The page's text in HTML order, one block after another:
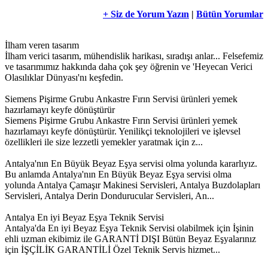
+ Siz de Yorum Yazın | Bütün Yorumlar
İlham veren tasarım
İlham verici tasarım, mühendislik harikası, sıradışı anlar... Felsefemiz
ve tasarımımız hakkında daha çok şey öğrenin ve 'Heyecan Verici
Olasılıklar Dünyası'nı keşfedin.
Siemens Pişirme Grubu Ankastre Fırın Servisi ürünleri yemek
hazırlamayı keyfe dönüştürür
Siemens Pişirme Grubu Ankastre Fırın Servisi ürünleri yemek
hazırlamayı keyfe dönüştürür. Yenilikçi teknolojileri ve işlevsel
özellikleri ile size lezzetli yemekler yaratmak için z...
Antalya'nın En Büyük Beyaz Eşya servisi olma yolunda kararlıyız.
Bu anlamda Antalya'nın En Büyük Beyaz Eşya servisi olma
yolunda Antalya Çamaşır Makinesi Servisleri, Antalya Buzdolapları
Servisleri, Antalya Derin Dondurucular Servisleri, An...
Antalya En iyi Beyaz Eşya Teknik Servisi
Antalya'da En iyi Beyaz Eşya Teknik Servisi olabilmek için İşinin
ehli uzman ekibimiz ile GARANTİ DIŞI Bütün Beyaz Eşyalarınız
için İŞÇİLİK GARANTİLİ Özel Teknik Servis hizmet...